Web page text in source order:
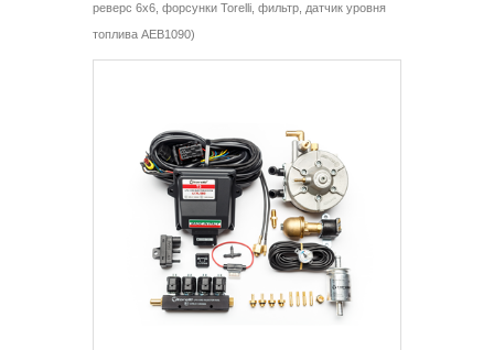
реверс 6х6, форсунки Torelli, фильтр, датчик уровня
топлива AEB1090)